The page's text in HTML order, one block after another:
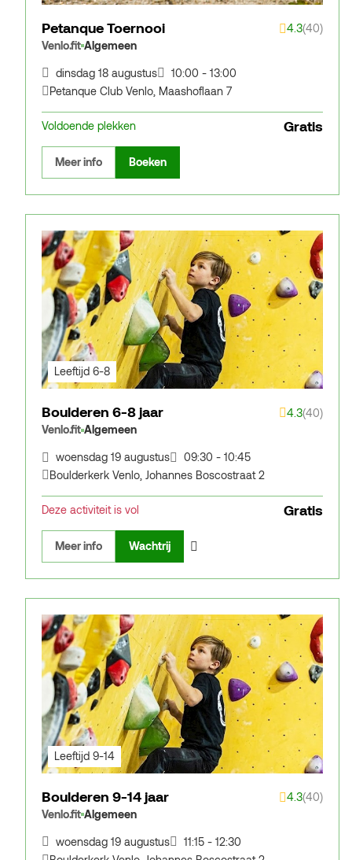
Petanque Toernooi 4.3(40)
Venlo.fit Algemeen
dinsdag 18 augustus
10:00 - 13:00
Petanque Club Venlo Maashoflaan 7
Voldoende plekken Gratis
Meer info Boeken
Leeftijd 6-8
Boulderen 6-8 jaar 4.3(40)
Venlo.fit Algemeen
woensdag 19 augustus
09:30 - 10:45
Boulderkerk Venlo Johannes Boscostraat 2
Deze activiteit is vol Gratis
Meer info Wachtrij
Leeftijd 9-14
Boulderen 9-14 jaar 4.3(40)
Venlo.fit Algemeen
woensdag 19 augustus
11:15 - 12:30